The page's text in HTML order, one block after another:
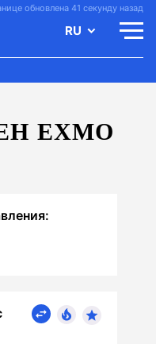
обновлена 41 секунду назад
RU
EXMO